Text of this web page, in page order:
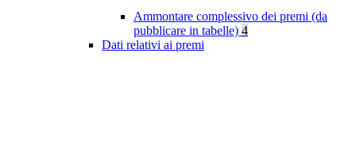
Ammontare complessivo dei premi (da
pubblicare in tabelle) 4
Dati relativi ai premi